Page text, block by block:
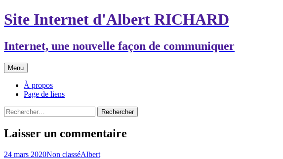
Aller
au
Site Internet d'Albert RICHARD
Internet, une nouvelle façon de communiquer
Menu
À propos
Page de liens
Rechercher :
Laisser un commentaire
24 mars 2020Non classéAlbert